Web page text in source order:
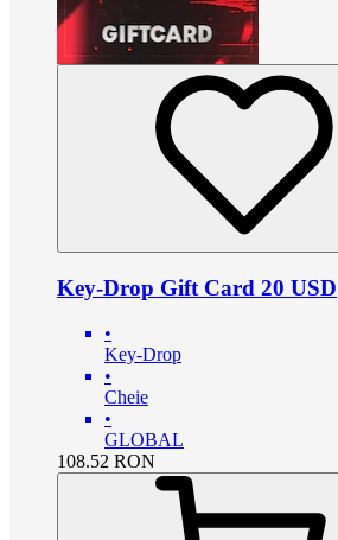
Key-Drop Gift Card 20 USD
•
Key-Drop
•
Cheie
•
GLOBAL
108.52 RON